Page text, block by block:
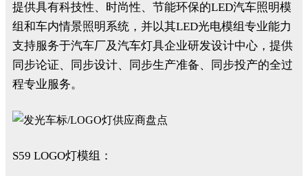
提供具有科技性、时尚性、节能环保的LED汽车照明模
组和车内情景照明系统，并以其LED光电模组专业能力
支持服务于汽车厂及汽车灯具企业研发设计中心，提供
同步论证、同步设计、同步生产准备、同步投产的全过
程专业服务。
S59 LOGO灯模组：